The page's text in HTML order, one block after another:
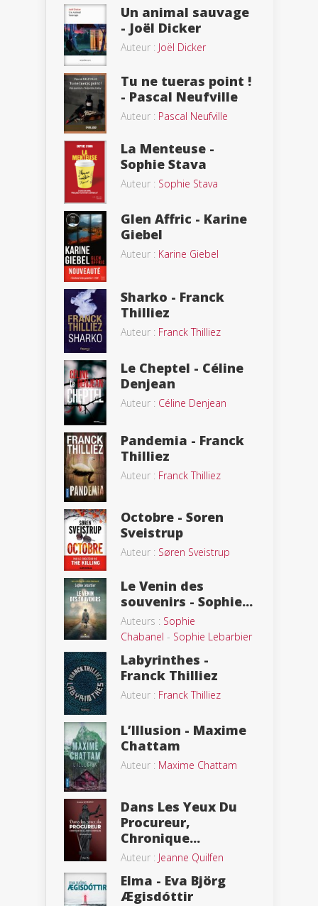
Un animal sauvage
- Joël Dicker
Auteur : Joël Dicker
Tu ne tueras point !
- Pascal Neufville
Auteur : Pascal Neufville
La Menteuse -
Sophie Stava
Auteur : Sophie Stava
Glen Affric - Karine
Giebel
Auteur : Karine Giebel
Sharko - Franck
Thilliez
Auteur : Franck Thilliez
Le Cheptel - Céline
Denjean
Auteur : Céline Denjean
Pandemia - Franck
Thilliez
Auteur : Franck Thilliez
Octobre - Soren
Sveistrup
Auteur : Søren Sveistrup
Le Venin des
souvenirs - Sophie...
Auteurs : Sophie
Chabanel - Sophie Lebarbier
Labyrinthes -
Franck Thilliez
Auteur : Franck Thilliez
L’Illusion - Maxime
Chattam
Auteur : Maxime Chattam
Dans Les Yeux Du
Procureur,
Chronique...
Auteur : Jeanne Quilfen
Elma - Eva Björg
Ægisdóttir